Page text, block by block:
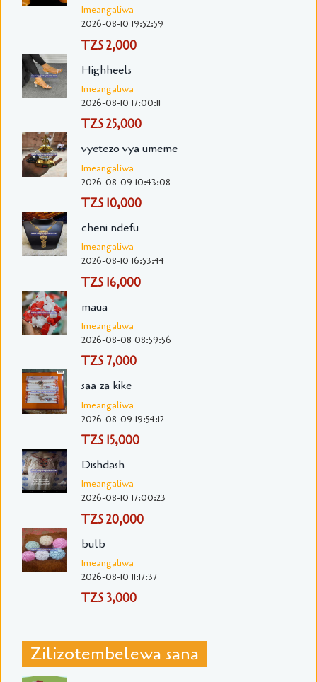
Imeangaliwa
2026-08-10 19:52:59
TZS 2,000
Highheels
Imeangaliwa
2026-08-10 17:00:11
TZS 25,000
vyetezo vya umeme
Imeangaliwa
2026-08-09 10:43:08
TZS 10,000
cheni ndefu
Imeangaliwa
2026-08-10 16:53:44
TZS 16,000
maua
Imeangaliwa
2026-08-08 08:59:56
TZS 7,000
saa za kike
Imeangaliwa
2026-08-09 19:54:12
TZS 15,000
Dishdash
Imeangaliwa
2026-08-10 17:00:23
TZS 20,000
bulb
Imeangaliwa
2026-08-10 11:17:37
TZS 3,000
Zilizotembelewa sana